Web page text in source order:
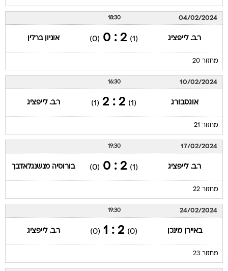
04/02/2024
18:30
ר.ב. לייפציג (1)
2 : 0
(0) אוניון ברלין
מחזור 20
10/02/2024
16:30
אוגסבורג (1)
2 : 2
(1) ר.ב. לייפציג
מחזור 21
17/02/2024
19:30
ר.ב. לייפציג (1)
2 : 0
(0) בורוסיה מנשנגלאדבך
מחזור 22
24/02/2024
19:30
באיירן מינכן (0)
2 : 1
(0) ר.ב. לייפציג
מחזור 23